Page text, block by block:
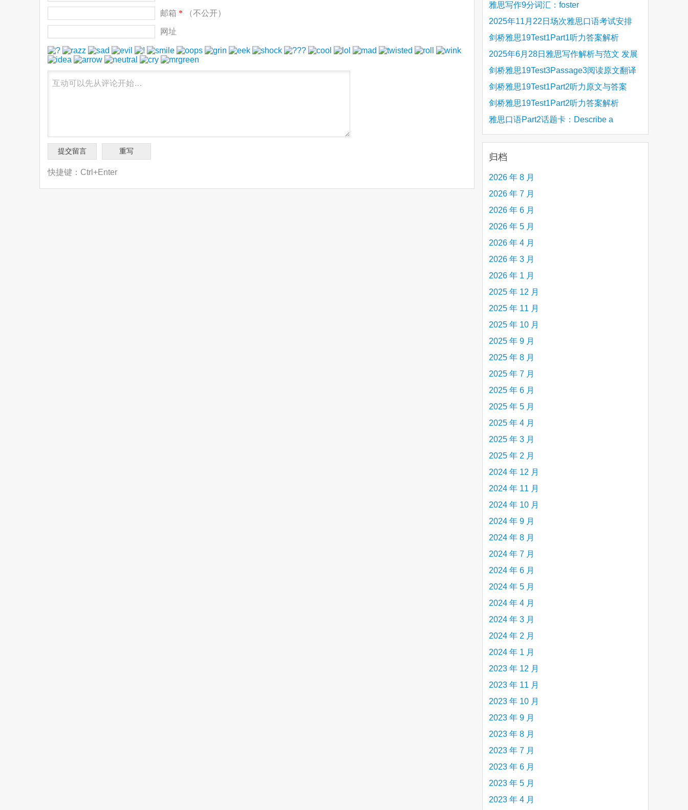
邮箱 * （不公开）
网址
快捷键：Ctrl+Enter
雅思写作9分词汇：foster
2025年11月22日场次雅思口语考试安排
剑桥雅思19Test1Part1听力答案解析
Hinchingbrooke Country Park
2025年6月28日雅思写作解析与范文 发展
旅游业 手把手带你写高分范文
剑桥雅思19Test3Passage3阅读原文翻译
Is the era of artificial speech translation
upon us 人工智能语言翻译
剑桥雅思19Test1Part2听力原文与答案
Stanthorpe Twinning Association
剑桥雅思19Test1Part2听力答案解析
Stanthorpe Twinning Association
雅思口语Part2话题卡：Describe a
creative person (e.g. an artist, a musician,
etc.) you admire 钦佩的有创造力的人
归档
2026 年 8 月
2026 年 7 月
2026 年 6 月
2026 年 5 月
2026 年 4 月
2026 年 3 月
2026 年 1 月
2025 年 12 月
2025 年 11 月
2025 年 10 月
2025 年 9 月
2025 年 8 月
2025 年 7 月
2025 年 6 月
2025 年 5 月
2025 年 4 月
2025 年 3 月
2025 年 2 月
2024 年 12 月
2024 年 11 月
2024 年 10 月
2024 年 9 月
2024 年 8 月
2024 年 7 月
2024 年 6 月
2024 年 5 月
2024 年 4 月
2024 年 3 月
2024 年 2 月
2024 年 1 月
2023 年 12 月
2023 年 11 月
2023 年 10 月
2023 年 9 月
2023 年 8 月
2023 年 7 月
2023 年 6 月
2023 年 5 月
2023 年 4 月